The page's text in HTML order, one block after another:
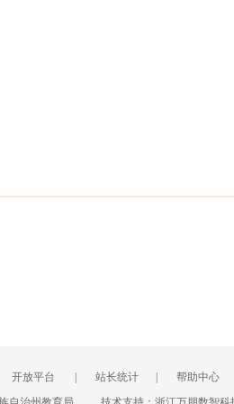
开放平台 站长统计
帮助中心